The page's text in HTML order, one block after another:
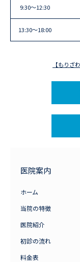
9:30〜12:30
13:30〜18:00
【もりざ
医院案内
ホーム
当院の特徴
医院紹介
初診の流れ
料金表